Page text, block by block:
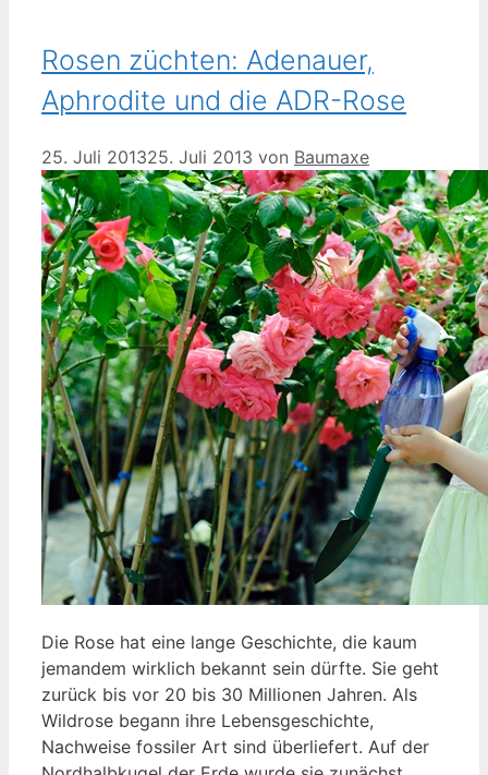
Rosen züchten: Adenauer,
Aphrodite und die ADR-Rose
25. Juli 201325. Juli 2013 von Baumaxe
Die Rose hat eine lange Geschichte, die kaum
jemandem wirklich bekannt sein dürfte. Sie geht
zurück bis vor 20 bis 30 Millionen Jahren. Als
Wildrose begann ihre Lebensgeschichte,
Nachweise fossiler Art sind überliefert. Auf der